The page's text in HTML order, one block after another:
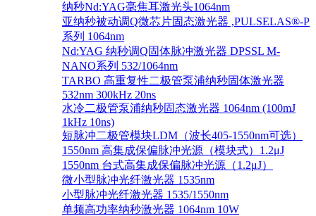
纳秒Nd:YAG毫焦耳激光头1064nm
亚纳秒被动调Q微芯片固态激光器 ,PULSELAS®-P
系列 1064nm
Nd:YAG 纳秒调Q固体脉冲激光器 DPSSL M-
NANO系列 532/1064nm
TARBO 高重复性二极管泵浦纳秒固体激光器
532nm 300kHz 20ns
水冷二极管泵浦纳秒固态激光器 1064nm (100mJ
1kHz 10ns)
短脉冲二极管模块LDM（波长405-1550nm可选）
1550nm 高集成保偏脉冲光源（模块式）1.2μJ
1550nm 台式高集成保偏脉冲光源（1.2μJ）
微小型脉冲光纤激光器 1535nm
小型脉冲光纤激光器 1535/1550nm
单频高功率纳秒激光器 1064nm 10W